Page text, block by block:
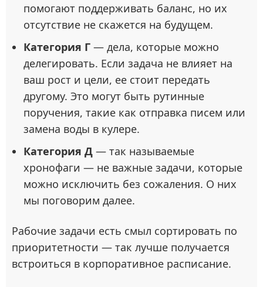
помогают поддерживать баланс, но их
отсутствие не скажется на будущем.
Категория Г — дела, которые можно
делегировать. Если задача не влияет на
ваш рост и цели, ее стоит передать
другому. Это могут быть рутинные
поручения, такие как отправка писем или
замена воды в кулере.
Категория Д — так называемые
хронофаги — не важные задачи, которые
можно исключить без сожаления. О них
мы поговорим далее.
Рабочие задачи есть смыл сортировать по
приоритетности — так лучше получается
встроиться в корпоративное расписание.